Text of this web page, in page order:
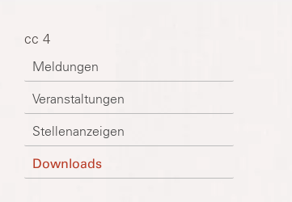
cc 4
Meldungen
Veranstaltungen
Stellenanzeigen
Downloads